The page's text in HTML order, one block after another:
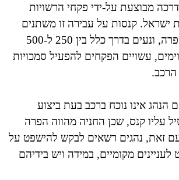
מבוצעת על-ידי פקחי הרשויות
ישראל. קנסות על עבירה זו משתנים
בהתאם לאופי ההפרה, ונעים בדרך כלל בין 250 ל-500
עשויים הפקחים להפעיל סמכויות
הרכב.
הנהג אינו נוכח ברכב בעת ביצוע
עליו קנס, שכן החניה מהווה הפרה
זאת, נהגים רשאים לבקש להישפט על
מקומיים, במידה ויש בידיהם